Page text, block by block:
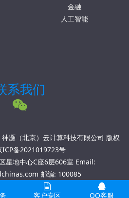
金融
人工智能
系我们
灏（北京）云计算科技有限公司 版权
ICP备2021019723号
星地中心C座6层606室 Email:
邮编: 100085
客户专区 QQ客服